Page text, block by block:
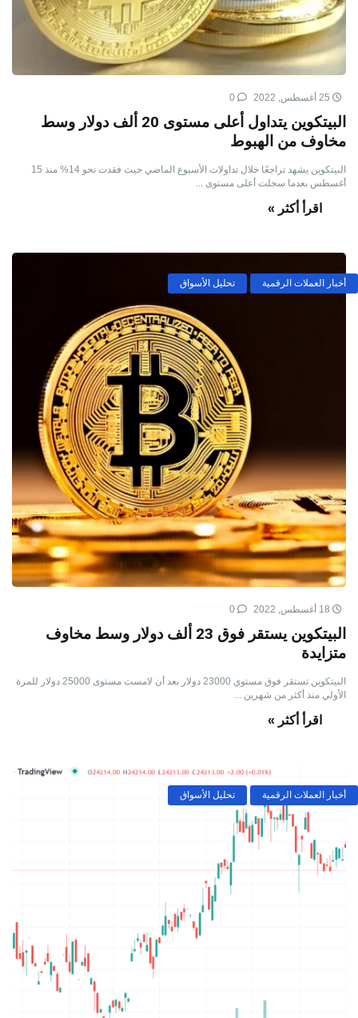
البيتكوين يتداول أعلى مستوى 20 ألف دولار وسط
مخاوف من الهبوط
البيتكوين يشهد تراجعًا خلال تداولات الأسبوع الماضي حيث فقدت نحو 14% منذ 15
أغسطس بعدما سجلت أعلى مستوى ...
اقرأ أكثر »
أخبار العملات الرقمية تحليل الأسواق
البيتكوين يستقر فوق 23 ألف دولار وسط مخاوف
متزايدة
البيتكوين تستقر فوق مستوي 23000 دولار بعد أن لامست مستوى 25000 دولار للمرة
الأولي منذ أكثر من شهرين ...
اقرأ أكثر »
أخبار العملات الرقمية تحليل الأسواق